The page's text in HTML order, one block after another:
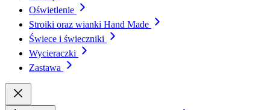
Oświetlenie
Stroiki oraz wianki Hand Made
Świece i świeczniki
Wycieraczki
Zastawa